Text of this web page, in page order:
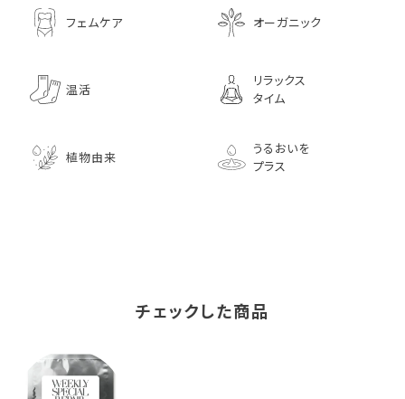
フェムケア オーガニック
温活
リラックス
タイム
植物由来
うるおいを
プラス
チェックした商品